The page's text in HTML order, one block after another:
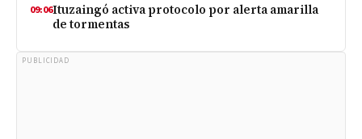
09:06Ituzaingó activa protocolo por alerta amarilla
de tormentas
PUBLICIDAD